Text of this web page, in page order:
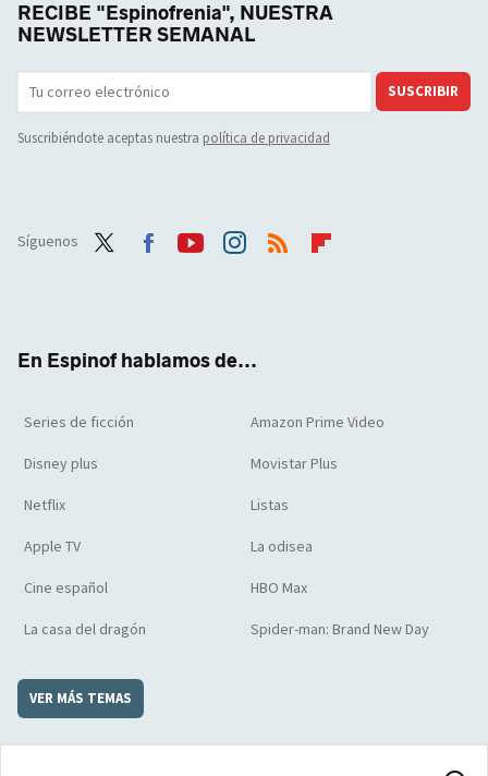
RECIBE "Espinofrenia", NUESTRA
NEWSLETTER SEMANAL
SUSCRIBIR
Suscribiéndote aceptas nuestra política de privacidad
Síguenos
En Espinof hablamos de...
Series de ficción Amazon Prime Video
Disney plus Movistar Plus
Netflix Listas
Apple TV La odisea
Cine español HBO Max
La casa del dragón Spider-man: Brand New Day
VER MÁS TEMAS